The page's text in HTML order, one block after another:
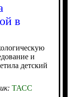
в
и
детский
ТАСС